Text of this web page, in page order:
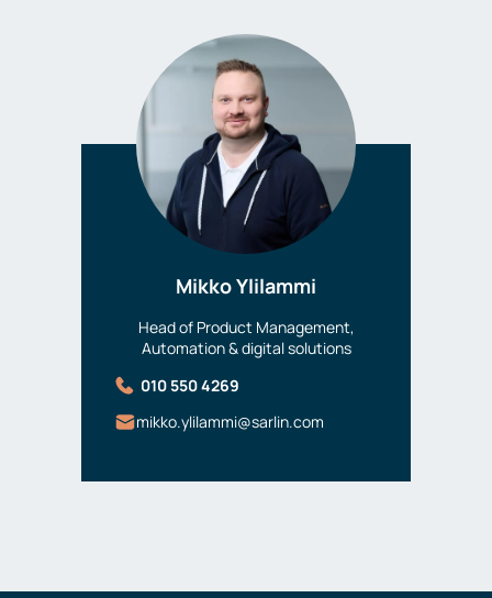
Mikko Ylilammi
Head of Product Management,
Automation & digital solutions
010 550 4269
mikko.ylilammi@sarlin.com